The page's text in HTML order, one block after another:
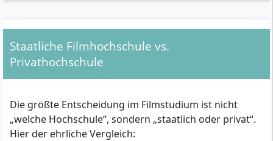
Staatliche Filmhochschule vs.
Privathochschule
Die größte Entscheidung im Filmstudium ist nicht
„welche Hochschule“, sondern „staatlich oder privat“.
Hier der ehrliche Vergleich: